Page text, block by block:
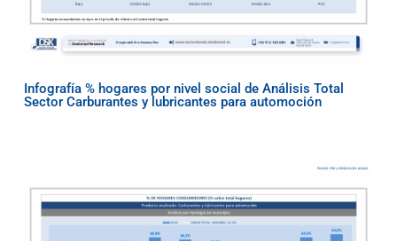
Infografía % hogares por nivel social de Análisis Total
Sector Carburantes y lubricantes para automoción